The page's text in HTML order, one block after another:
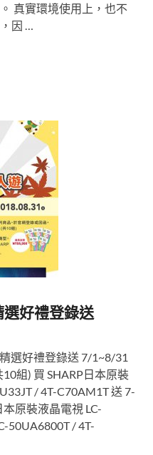
真實環境使用上，也不
因 …
選好禮登錄送
選好禮登錄送 7/1~8/31
組) 買 SHARP日本原裝
/ 4T-C70AM1T 送 7-
原裝液晶電視 LC-
50UA6800T / 4T-